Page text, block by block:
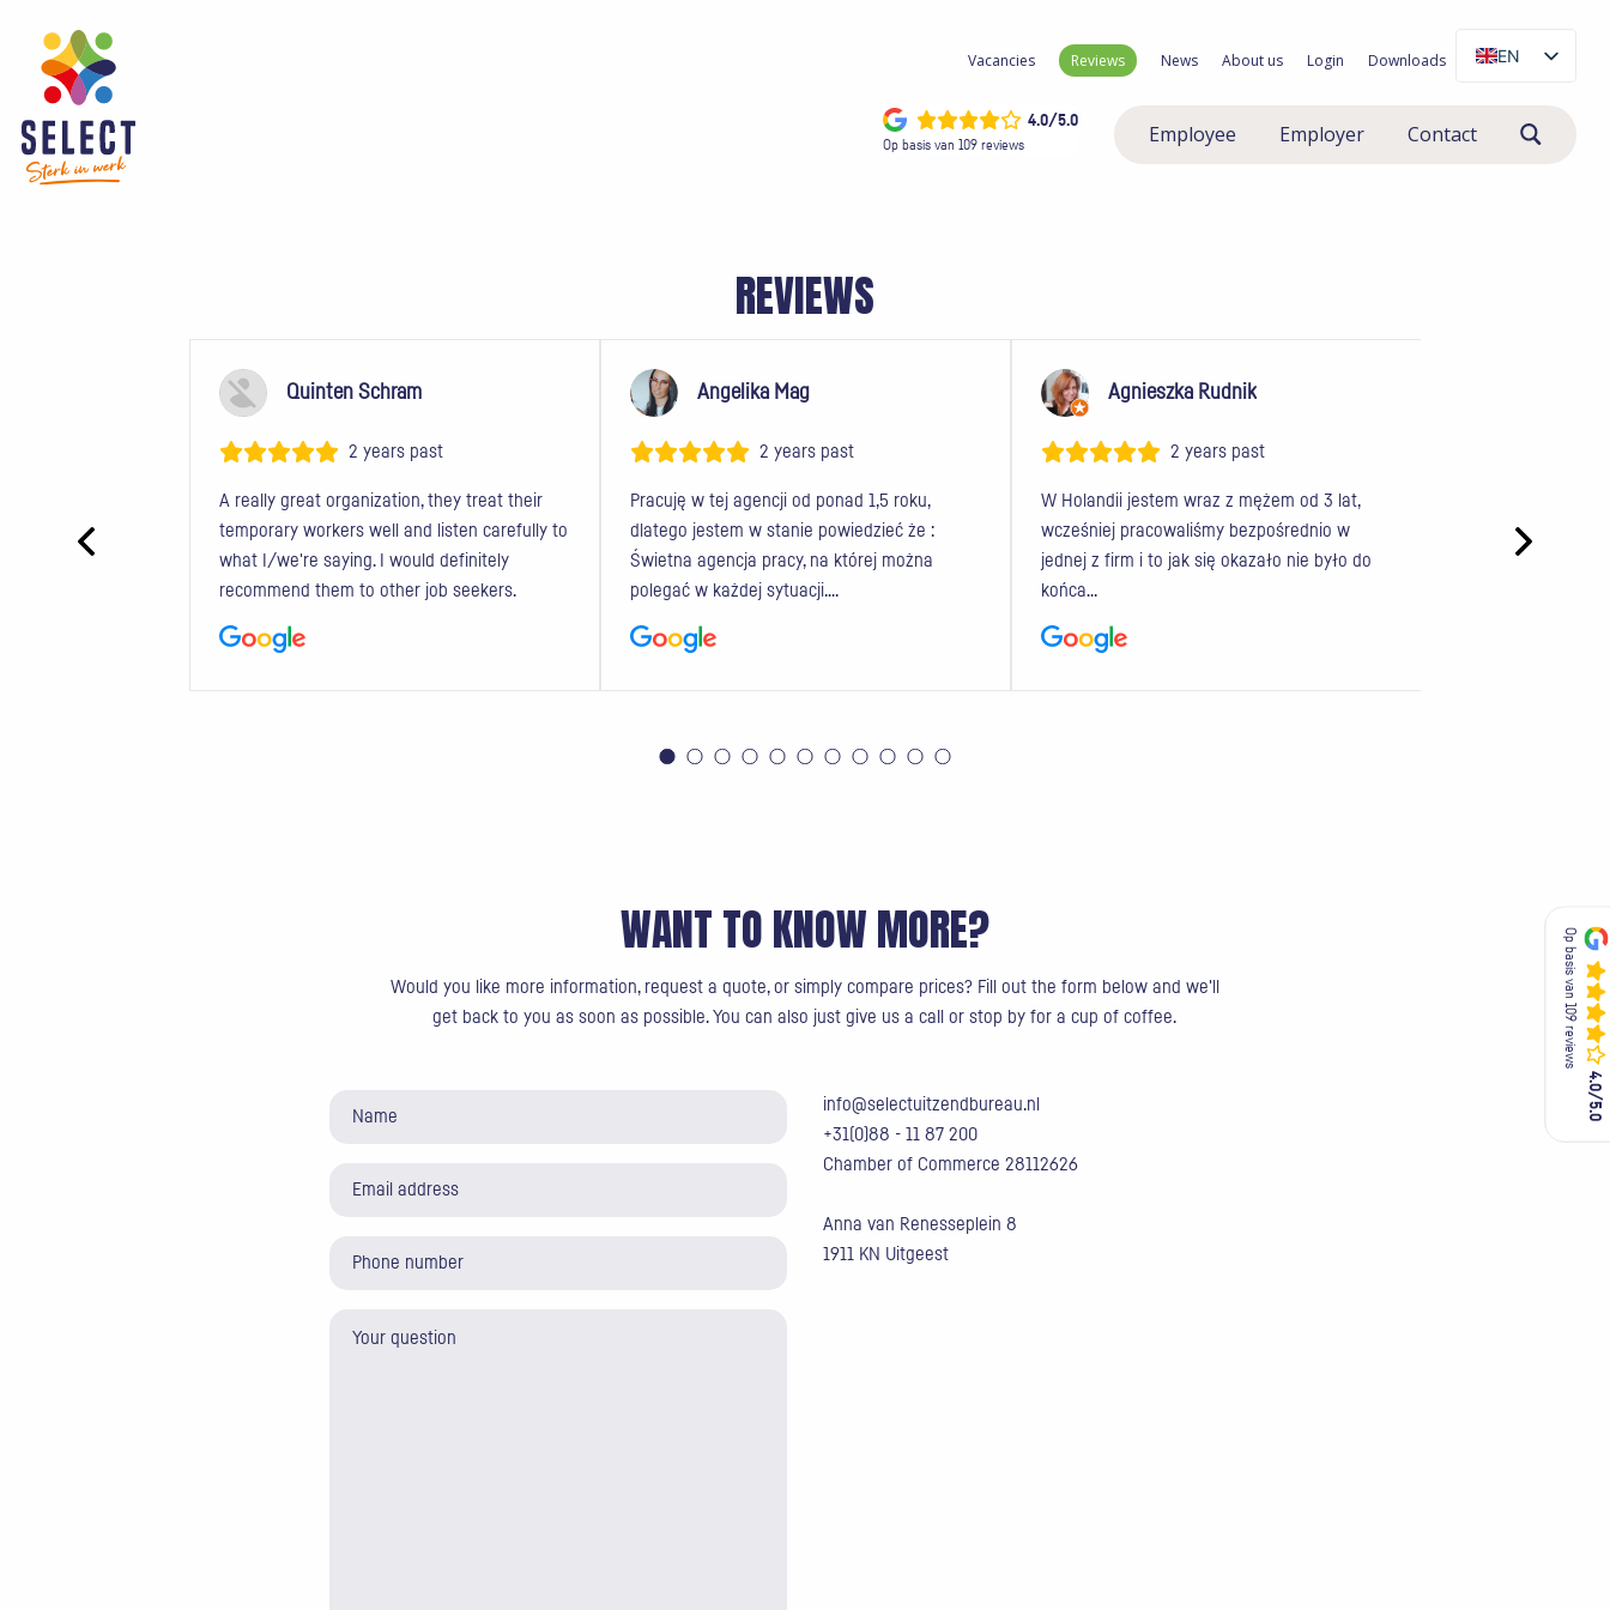
Vacancies Reviews News About us Login Downloads
EN
4.0/5.0
Op basis van 109 reviews
4.0/5.0
Op basis van 109 reviews
Employee Employer Contact
4.0/5.0
Op basis van 109 reviews
REVIEWS
Quinten Schram
2 years past
A really great organization, they treat their
temporary workers well and listen carefully to
what I/we're saying. I would definitely
recommend them to other job seekers.
Angelika Mag
2 years past
Pracuję w tej agencji od ponad 1,5 roku,
dlatego jestem w stanie powiedzieć że :
Świetna agencja pracy, na której można
polegać w każdej sytuacji.…
Agnieszka Rudnik
2 years past
W Holandii jestem wraz z mężem od 3 lat,
wcześniej pracowaliśmy bezpośrednio w
jednej z firm i to jak się okazało nie było do
końca…
bardzo łatwy i
tego biura
1 2 3 4 5 6 7 8 9 10 11
WANT TO KNOW MORE?
Would you like more information, request a quote, or simply compare prices? Fill out the form below and we'll
get back to you as soon as possible. You can also just give us a call or stop by for a cup of coffee.
info@selectuitzendbureau.nl
+31(0)88 - 11 87 200
Chamber of Commerce 28112626
Anna van Renesseplein 8
1911 KN Uitgeest